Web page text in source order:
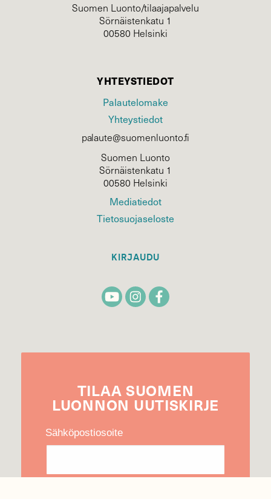
Suomen Luonto/tilaajapalvelu
Sörnäistenkatu 1
00580 Helsinki
YHTEYSTIEDOT
Palautelomake
Yhteystiedot
palaute@suomenluonto.fi
Suomen Luonto
Sörnäistenkatu 1
00580 Helsinki
Mediatiedot
Tietosuojaseloste
KIRJAUDU
TILAA SUOMEN
LUONNON UUTIS­KIRJE
Sähköpostiosoite